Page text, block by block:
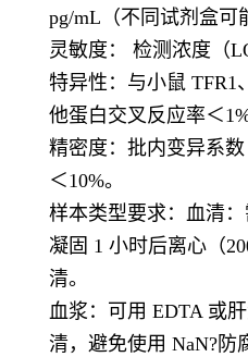
pg/mL（不同试剂盒可
灵敏度： 检测浓度（
特异性：与小鼠 TFR1
他蛋白交叉反应率＜1%
精密度：批内变异系
＜10%。
样本类型要求：血清
凝固 1 小时后离心（
清。
血浆：可用 EDTA 或
清，避免使用 NaN?防